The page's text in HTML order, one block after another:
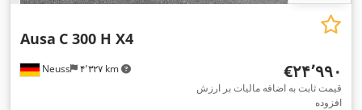
Neuss ۴٬۳۲۷ km
Ausa C 300 H X4
‎€۲۴٬۹۹۰
قیمت ثابت به اضافه مالیات بر ارزش
افزوده